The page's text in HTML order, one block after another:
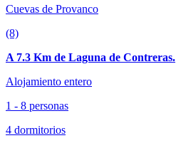
Cuevas de Provanco
(8)
A 7.3 Km de Laguna de Contreras.
Alojamiento entero
1 - 8 personas
4 dormitorios